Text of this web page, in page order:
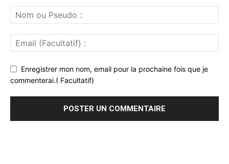
Enregistrer mon nom, email pour la prochaine fois que je
commenterai.( Facultatif)